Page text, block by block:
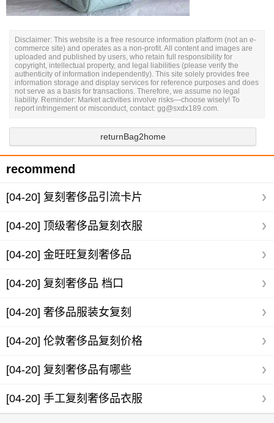
Disclaimer: This website is a free resource information platform (not an e-
commerce site) and operates as a non-profit. All content and images are
uploaded and published by users, who retain full responsibility for
copyright, intellectual property, and legal liabilities (please verify the
authenticity of information independently). This site solely provides free
information storage and display services for reference purposes and does
not serve as a basis for transactions. Therefore, we assume no legal
liability. Reminder: Market activities involve risks—choose wisely! To
report infringement or misconduct, contact: gg@sxdx189.com.
returnBag2home
recommend
[04-20] 复刻奢侈品引流卡片
[04-20] 顶级奢侈品复刻衣服
[04-20] 金旺旺复刻奢侈品
[04-20] 复刻奢侈品 档口
[04-20] 奢侈品服装女复刻
[04-20] 伦敦奢侈品复刻价格
[04-20] 复刻奢侈品有哪些
[04-20] 手工复刻奢侈品衣服